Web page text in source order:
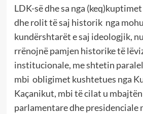
LDK-së dhe sa nga
dhe rolit të saj historik nga
kundërshtarët e saj ideologjik,
rrënojnë pamjen historike të
institucionale, me shtetin
mbi obligimet kushtetues nga
Kaçanikut, mbi të cilat u
parlamentare dhe presidenciale